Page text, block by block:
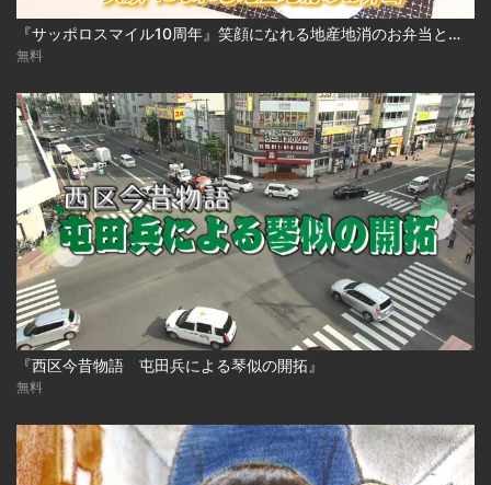
『サッポロスマイル10周年』笑顔になれる地産地消のお弁当とは？
無料
『西区今昔物語 屯田兵による琴似の開拓』
無料